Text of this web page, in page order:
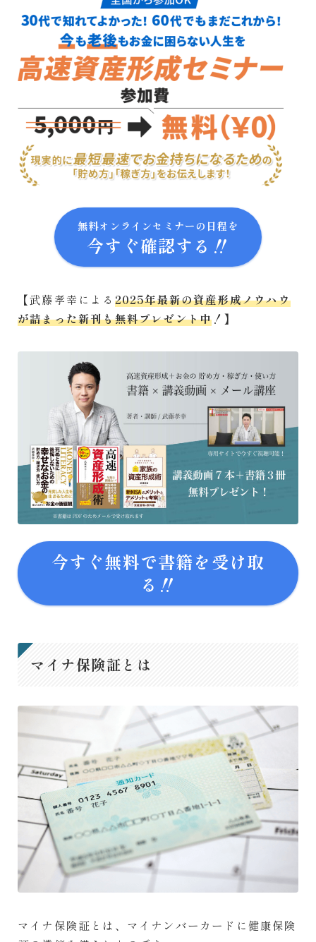
無料オンラインセミナーの日程を
今すぐ確認する‼
【武藤孝幸による 2025年最新の資産形成ノウハウ
が詰まった新刊も無料プレゼント中 ！】
今すぐ無料で書籍を受け取
る‼
マイナ保険証とは
マイナ保険証とは、マイナンバーカードに健康保険